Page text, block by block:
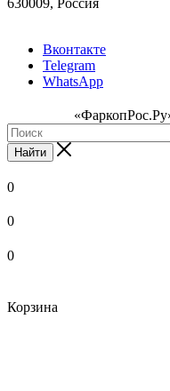
Вконтакте
Telegram
WhatsApp
Найти
0
0
0
Корзина